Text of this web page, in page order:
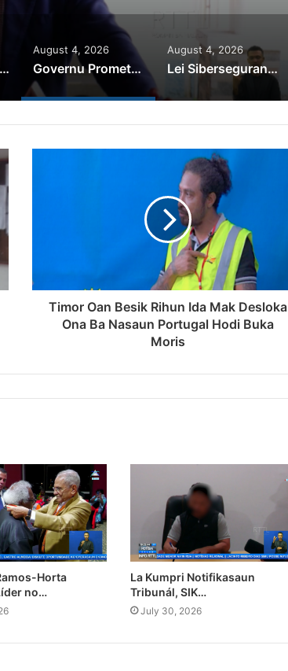
PR Horta Rekoñese Timoroan Sira Iha Diáspora Nia Kontribuisaun
August 4, 2026
Governu Promete Tau Prioridade ba Setór Minerais no Setór Produtivu
August 4, 2026
Lei Siberseguransa Ajuda Autoridade Polisiál Kaptura Autór Kriminozu ho Paradeiru Iha Estranjeiru
Timor Oan Besik Rihun Ida Mak Desloka
Ona Ba Nasaun Portugal Hodi Buka
Moris
Horta
no…
La Kumpri Notifikasaun
Tribunál, SIK…
July 30, 2026